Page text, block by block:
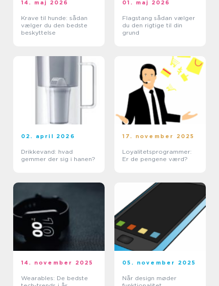
14. maj 2026
Krave til hunde: sådan
vælger du den bedste
beskyttelse
01. maj 2026
Flagstang sådan vælger
du den rigtige til din
grund
02. april 2026
Drikkevand: hvad
gemmer der sig i hanen?
17. november 2025
Loyalitetsprogrammer:
Er de pengene værd?
14. november 2025
Wearables: De bedste
05. november 2025
Når design møder